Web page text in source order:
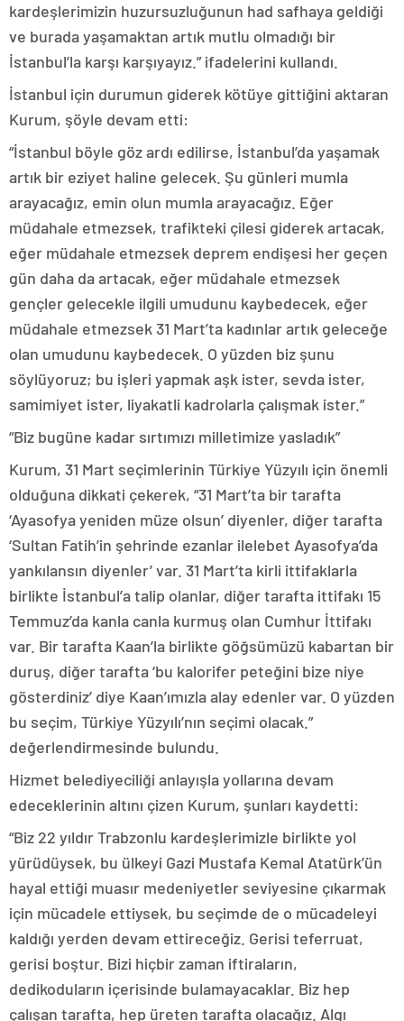
kardeşlerimizin huzursuzluğunun had safhaya geldiği
ve burada yaşamaktan artık mutlu olmadığı bir
İstanbul’la karşı karşıyayız.” ifadelerini kullandı.
İstanbul için durumun giderek kötüye gittiğini aktaran
Kurum, şöyle devam etti:
“İstanbul böyle göz ardı edilirse, İstanbul’da yaşamak
artık bir eziyet haline gelecek. Şu günleri mumla
arayacağız, emin olun mumla arayacağız. Eğer
müdahale etmezsek, trafikteki çilesi giderek artacak,
eğer müdahale etmezsek deprem endişesi her geçen
gün daha da artacak, eğer müdahale etmezsek
gençler gelecekle ilgili umudunu kaybedecek, eğer
müdahale etmezsek 31 Mart’ta kadınlar artık geleceğe
olan umudunu kaybedecek. O yüzden biz şunu
söylüyoruz; bu işleri yapmak aşk ister, sevda ister,
samimiyet ister, liyakatli kadrolarla çalışmak ister.”
“Biz bugüne kadar sırtımızı milletimize yasladık”
Kurum, 31 Mart seçimlerinin Türkiye Yüzyılı için önemli
olduğuna dikkati çekerek, “31 Mart’ta bir tarafta
‘Ayasofya yeniden müze olsun’ diyenler, diğer tarafta
‘Sultan Fatih’in şehrinde ezanlar ilelebet Ayasofya’da
yankılansın diyenler’ var. 31 Mart’ta kirli ittifaklarla
birlikte İstanbul’a talip olanlar, diğer tarafta ittifakı 15
Temmuz’da kanla canla kurmuş olan Cumhur İttifakı
var. Bir tarafta Kaan’la birlikte göğsümüzü kabartan bir
duruş, diğer tarafta ‘bu kalorifer peteğini bize niye
gösterdiniz’ diye Kaan’ımızla alay edenler var. O yüzden
bu seçim, Türkiye Yüzyılı’nın seçimi olacak.”
değerlendirmesinde bulundu.
Hizmet belediyeciliği anlayışla yollarına devam
edeceklerinin altını çizen Kurum, şunları kaydetti:
“Biz 22 yıldır Trabzonlu kardeşlerimizle birlikte yol
yürüdüysek, bu ülkeyi Gazi Mustafa Kemal Atatürk’ün
hayal ettiği muasır medeniyetler seviyesine çıkarmak
için mücadele ettiysek, bu seçimde de o mücadeleyi
kaldığı yerden devam ettireceğiz. Gerisi teferruat,
gerisi boştur. Bizi hiçbir zaman iftiraların,
dedikoduların içerisinde bulamayacaklar. Biz hep
çalışan tarafta, hep üreten tarafta olacağız. Algı